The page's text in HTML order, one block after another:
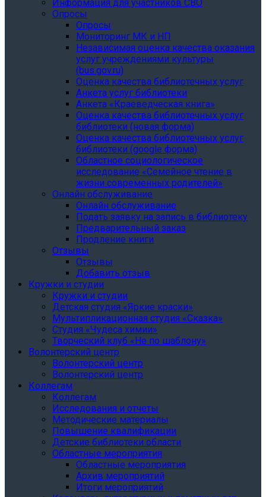
Информация для участников СВО
Опросы
Опросы
Мониторинг МК и НП
Независимая оценка качества оказания
услуг учреждениями культуры
(bus.gov.ru)
Оценка качества библиотечных услуг
Анкета услуг библиотеки
Анкета «Краеведческая книга»
Oценка качества библиотечных услуг
библиотеки (новая форма)
Oценка качества библиотечных услуг
библиотеки (google форма)
Областное социологическое
исследование «Семейное чтение в
жизни современных родителей»
Онлайн обслуживание
Онлайн обслуживание
Подать заявку на запись в библиотеку
Предварительный заказ
Продление книги
Отзывы
Отзывы
Добавить отзыв
Кружки и студии
Кружки и студии
Детская студия «Яркие краски»
Мультипликационная студия «Сказка»
Студия «Чудеса химии»
Творческий клуб «Не по шаблону»
Волонтерский центр
Волонтерский центр
Волонтерский центр
Коллегам
Коллегам
Исследования и отчеты
Методические материалы
Повышение квалификации
Детские библиотеки области
Областные мероприятия
Областные мероприятия
Архив мероприятий
Итоги мероприятий